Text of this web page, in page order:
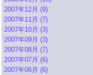
2007年12月 (9)
2007年11月 (7)
2007年10月 (3)
2007年09月 (3)
2007年08月 (7)
2007年07月 (6)
2007年06月 (6)